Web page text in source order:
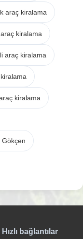
araç kiralama
kiralama
araç kiralama
kiralama
Gökçen
Hızlı bağlantılar